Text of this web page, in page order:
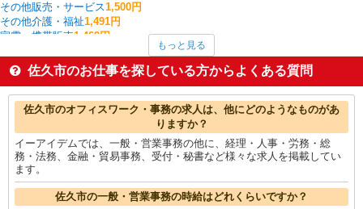
その他販売・サービス1,500円
その他介護・福祉1,491円
家電・携帯販売1,469円
保育士・保育補助1,400円
CADオペレーター・積算
1,400円
その他軽作業・製造・物流1,369円
佐久市の他の職種の平均時給を見る
もっと見る
佐久市のお仕事を探している方からよくある質問
佐久市のオフィスワーク・事務の求人は、他にどのようなものがあ
りますか？
イーアイデムでは、一般・営業事務の他に、経理・人事・労務・総
務・法務、金融・貿易事務、受付・秘書など様々な求人を掲載してい
ます。
佐久市の一般・営業事務の時給はどれくらいですか？